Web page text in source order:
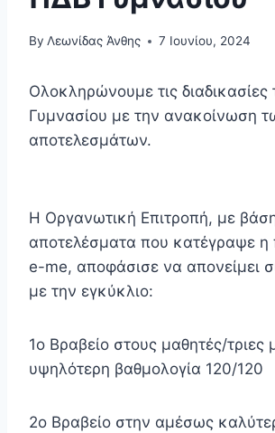
By Λεωνίδας Άνθης 7 Ιουνίου, 2024
Ολοκληρώνουμε τις
Γυμνασίου με την ανακοίνωση
αποτελεσμάτων.
Η Οργανωτική Επιτροπή, με
αποτελέσματα που κατέγραψε
e-me, αποφάσισε να απονείμει
με την εγκύκλιο:
1ο Βραβείο στους μαθητές/τριες
υψηλότερη βαθμολογία 120/120
2ο Βραβείο στην αμέσως